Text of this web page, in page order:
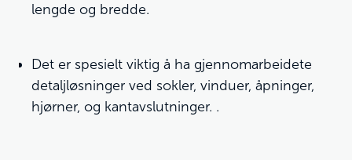
lengde og bredde.
Det er spesielt viktig å ha gjennomarbeidete
detaljløsninger ved sokler, vinduer, åpninger,
hjørner, og kantavslutninger. .